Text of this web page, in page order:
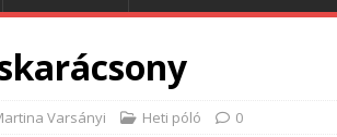
Varsányi Heti póló 0